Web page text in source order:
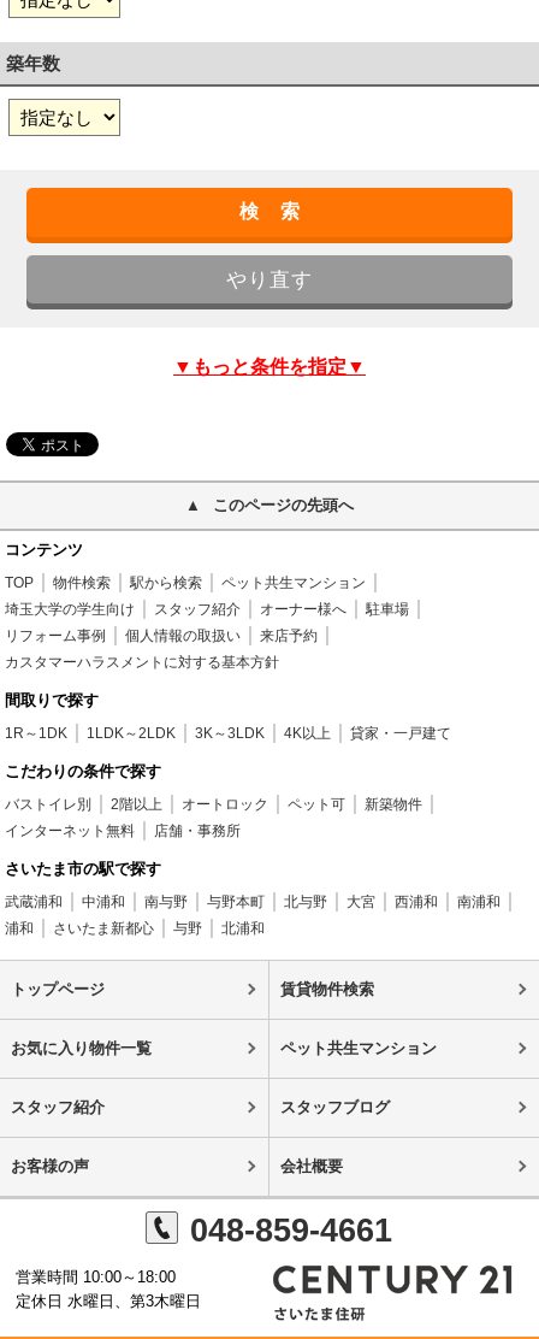
築年数
▼もっと条件を指定▼
このページの先頭へ
コンテンツ
TOP 物件検索 駅から検索
ペット共生マンション
埼玉大学の学生向け
スタッフ紹介 オーナー様へ
駐車場
リフォーム事例
個人情報の取扱い
来店予約
カスタマーハラスメントに対する基本方針
間取りで探す
1R～1DK 1LDK～2LDK 3K～3LDK 4K以上 貸家・一戸建て
こだわりの条件で探す
バストイレ別 2階以上 オートロック ペット可
新築物件
インターネット無料
店舗・事務所
さいたま市の駅で探す
武蔵浦和 中浦和 南与野 与野本町 北与野 大宮 西浦和
南浦和
浦和
さいたま新都心 与野 北浦和
トップページ 賃貸物件検索
お気に入り物件一覧 ペット共生マンション
スタッフ紹介 スタッフブログ
お客様の声 会社概要
048-859-4661
営業時間 10:00～18:00
定休日 水曜日、第3木曜日